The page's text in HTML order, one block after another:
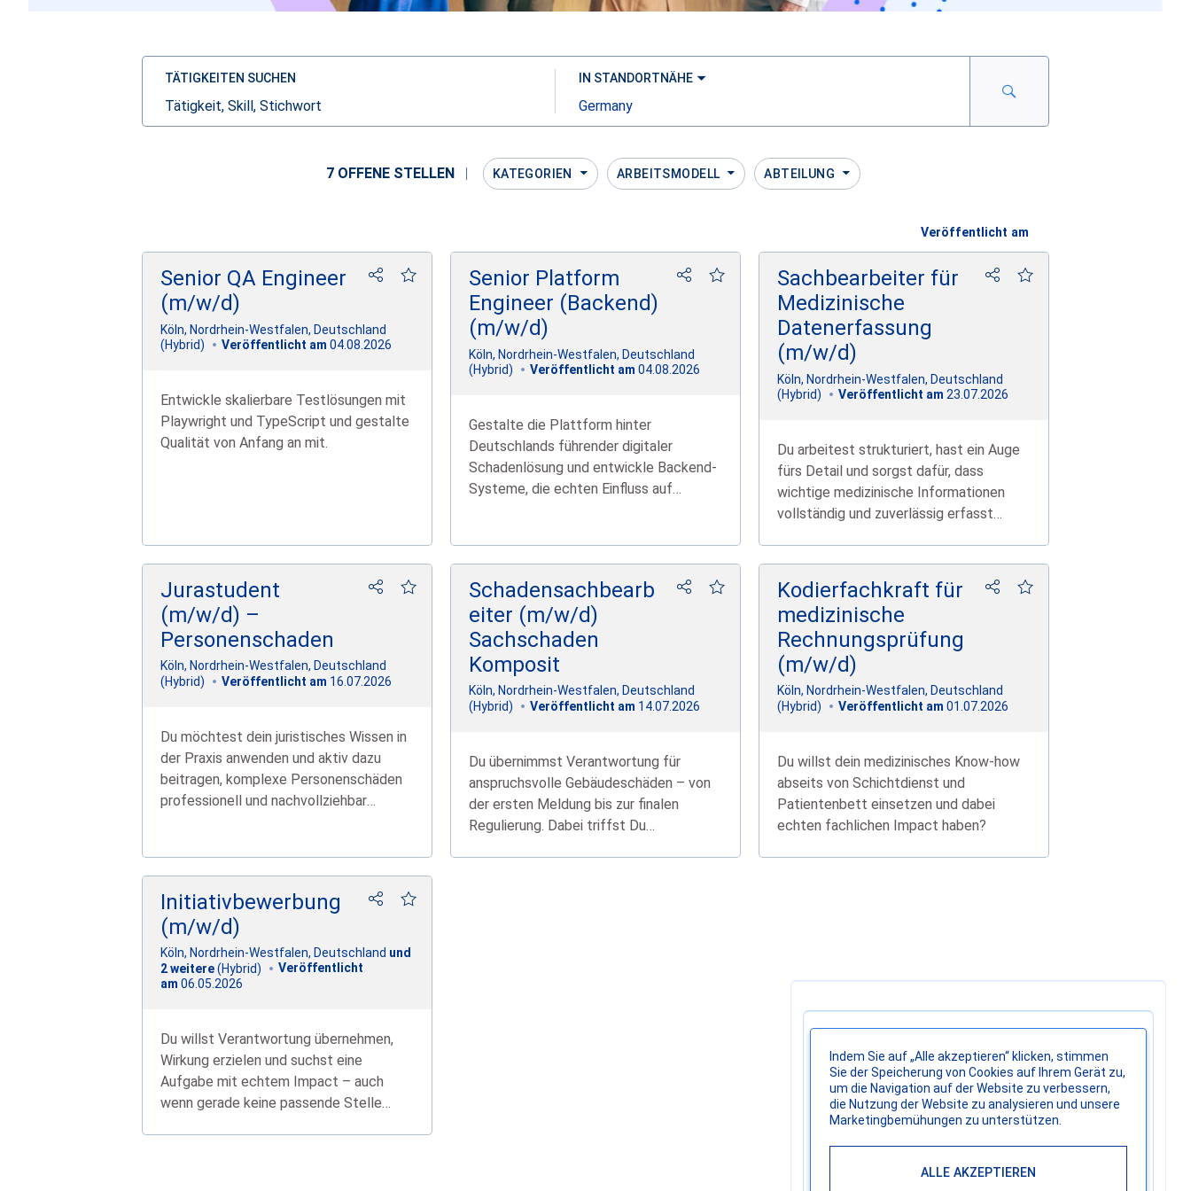
TÄTIGKEITEN SUCHEN
Tätigkeit,
IN STANDORTNÄHE
Ort,
Suchergebnisse
7 OFFENE STELLEN KATEGORIEN ARBEITSMODELL ABTEILUNG
Veröffentlicht am
Senior QA Engineer
(m/w/d)
Köln, Nordrhein-Westfalen, Deutschland
(Hybrid)
Veröffentlicht am 04.08.2026
Entwickle skalierbare Testlösungen mit
Playwright und TypeScript und gestalte
Qualität von Anfang an mit.
Senior Platform
Engineer (Backend)
(m/w/d)
Köln, Nordrhein-Westfalen, Deutschland
(Hybrid)
Veröffentlicht am 04.08.2026
Gestalte die Plattform hinter
Deutschlands führender digitaler
Schadenlösung und entwickle Backend-
Systeme, die echten Einfluss auf
Sachbearbeiter für
Medizinische
Datenerfassung
(m/w/d)
Köln, Nordrhein-Westfalen, Deutschland
(Hybrid)
Veröffentlicht am 23.07.2026
Du arbeitest strukturiert, hast ein Auge
fürs Detail und sorgst dafür, dass
wichtige medizinische Informationen
vollständig und zuverlässig erfasst
Jurastudent
(m/w/d) –
Personenschaden
Köln, Nordrhein-Westfalen, Deutschland
(Hybrid)
Veröffentlicht am 16.07.2026
Du möchtest dein juristisches Wissen in
der Praxis anwenden und aktiv dazu
beitragen, komplexe Personenschäden
professionell und nachvollziehbar
Schadensachbearb
eiter (m/w/d)
Sachschaden
Komposit
Köln, Nordrhein-Westfalen, Deutschland
(Hybrid)
Veröffentlicht am 14.07.2026
Du übernimmst Verantwortung für
anspruchsvolle Gebäudeschäden – von
der ersten Meldung bis zur finalen
Regulierung. Dabei triffst Du
Kodierfachkraft für
medizinische
Rechnungsprüfung
(m/w/d)
Köln, Nordrhein-Westfalen, Deutschland
(Hybrid)
Veröffentlicht am 01.07.2026
Du willst dein medizinisches Know-how
abseits von Schichtdienst und
Patientenbett einsetzen und dabei
echten fachlichen Impact haben?
Initiativbewerbung
(m/w/d)
Köln, Nordrhein-Westfalen, Deutschland und
2weitere(Hybrid)
Veröffentlicht
am 06.05.2026
Du willst Verantwortung übernehmen,
Wirkung erzielen und suchst eine
Aufgabe mit echtem Impact – auch
wenn gerade keine passende Stelle
Indem Sie auf „Alle akzeptieren“ klicken, stimmen
Sie der Speicherung von Cookies auf Ihrem Gerät zu,
um die Navigation auf der Website zu verbessern,
die Nutzung der Website zu analysieren und unsere
Marketingbemühungen zu unterstützen.
ALLE AKZEPTIEREN